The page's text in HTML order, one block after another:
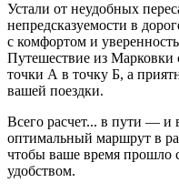
Устали от неудобных
непредсказуемости в
с комфортом и
Путешествие из Марковки
точки А в точку Б, а
вашей поездки.
Всего расчет... в пути — и
оптимальный маршрут в
чтобы ваше время прошло
удобством.